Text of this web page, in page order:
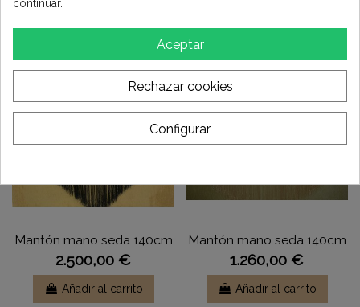
Mantón mano seda 140cm
2.500,00 €
Añadir al carrito
Mantón mano seda 140cm
1.260,00 €
Añadir al carrito
continuar.
Aceptar
Rechazar cookies
Configurar